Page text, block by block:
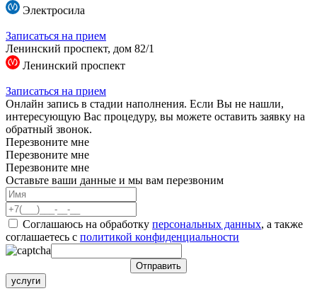
Электросила
Записаться на прием
Ленинский проспект, дом 82/1
Ленинский проспект
Записаться на прием
Онлайн запись в стадии наполнения. Если Вы не нашли,
интересующую Вас процедуру, вы можете оставить заявку на
обратный звонок.
Перезвоните мне
Перезвоните мне
Перезвоните мне
Оставьте ваши данные и мы вам перезвоним
Соглашаюсь на обработку персональных данных, а также
соглашаетесь c политикой конфиденциальности
услуги